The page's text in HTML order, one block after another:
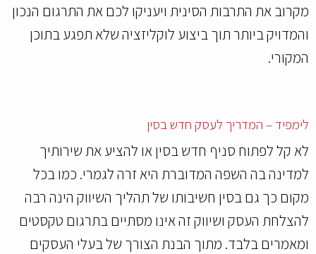
מקרוב את התרבות הסינית ויעניקו לכם את התרגום הנכון
והמדויק ביותר תוך ביצוע לוקליזציה שלא תפגע בתוכן
המקורי.
לימפיד – המדריך לעסק חדש בסין
לא קל לפתוח סניף חדש בסין או להציע את שירותיך
למדינה בה השפה המדוברת היא זרה לגמרי. כמו בכל
מקום כך גם בסין חשיבותו של תהליך השיווק הינה רבה
להצלחת העסק ושיווק זה אינו מסתיים בתרגום טקסטים
ומאמרים בלבד. מתוך הבנת הצורך של בעלי העסקים